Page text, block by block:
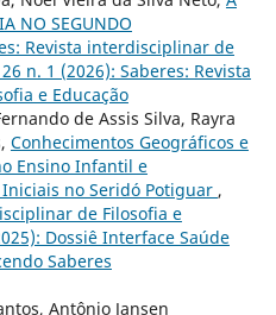
NO SEGUNDO
Revista interdisciplinar de
n. 1 (2026): Saberes: Revista
e Educação
de Assis Silva, Rayra
Conhecimentos Geográficos e
Ensino Infantil e
no Seridó Potiguar ,
de Filosofia e
Dossiê Interface Saúde
Saberes
Antônio Jansen